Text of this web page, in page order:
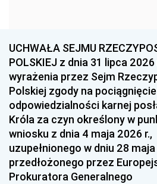
1954 1953
1951 1950
1948 1947
1939 1938
1936 1930
UCHWAŁA SEJMU
POLSKIEJ z dnia 31 lipca
wyrażenia przez Sejm
Polskiej zgody na
odpowiedzialności karnej
Króla za czyn określony w
wniosku z dnia 4 maja 2026 r.,
uzupełnionego w dniu 28
przedłożonego przez
Prokuratora Generalnego